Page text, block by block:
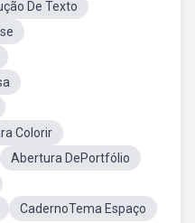
De Texto
Colorir
Abertura DePortfólio
CadernoTema Espaço